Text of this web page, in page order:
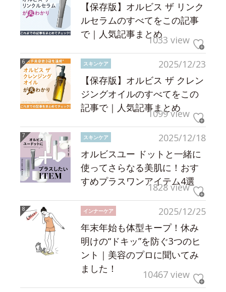
【保存版】オルビス ザ リンク
ルセラムのすべてをこの記事
で｜人気記事まとめ1033 view
2025/12/23
スキンケア
【保存版】オルビス ザ クレン
ジングオイルのすべてをこの
記事で｜人気記事まとめ
1099 view
2025/12/18
スキンケア
オルビスユー ドットと一緒に
使ってさらなる美肌に！おす
すめプラスワンアイテム4選
1828 view
2025/12/25
インナーケア
年末年始も体型キープ！休み
明けの“ドキッ”を防ぐ3つのヒ
ント｜美容のプロに聞いてみ
ました！
10467 view